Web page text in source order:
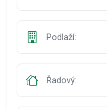
Podlaží:
Řadový: